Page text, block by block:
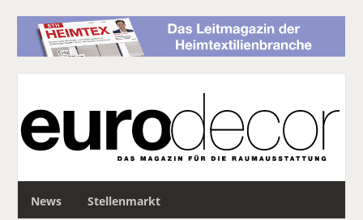
News Stellenmarkt